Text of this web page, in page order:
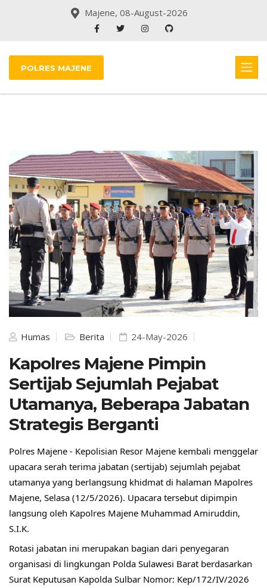
Majene, 08-August-2026
POLRES MAJENE
Humas Berita 24-May-2026
Kapolres Majene Pimpin
Sertijab Sejumlah Pejabat
Utamanya, Beberapa Jabatan
Strategis Berganti
Polres Majene - Kepolisian Resor Majene kembali menggelar
upacara serah terima jabatan (sertijab) sejumlah pejabat
utamanya yang berlangsung khidmat di halaman Mapolres
Majene, Selasa (12/5/2026). Upacara tersebut dipimpin
langsung oleh Kapolres Majene Muhammad Amiruddin,
S.I.K.
Rotasi jabatan ini merupakan bagian dari penyegaran
organisasi di lingkungan Polda Sulawesi Barat berdasarkan
Surat Keputusan Kapolda Sulbar Nomor: Kep/172/IV/2026